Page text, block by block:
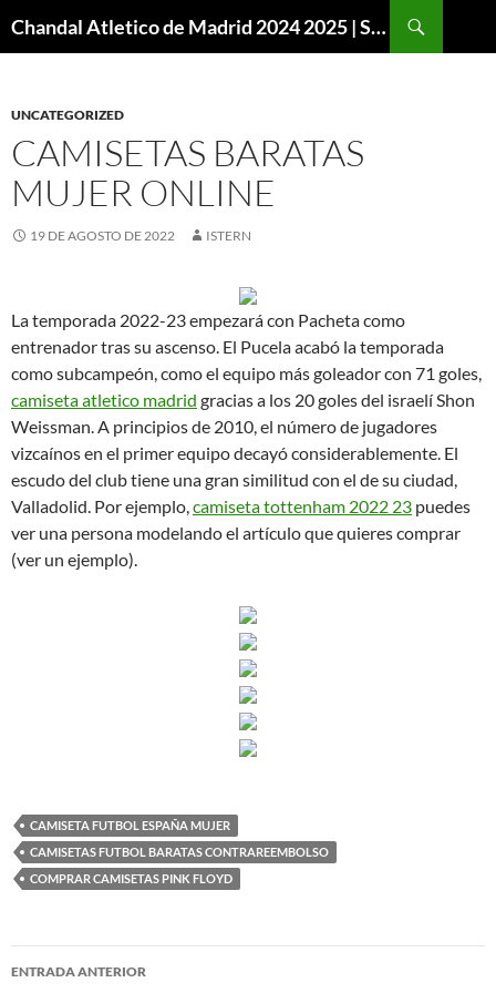
Chandal Atletico de Madrid 2024 2025 | SuperVigo
UNCATEGORIZED
CAMISETAS BARATAS
MUJER ONLINE
19 DE AGOSTO DE 2022 ISTERN
La temporada 2022-23 empezará con Pacheta como
entrenador tras su ascenso. El Pucela acabó la temporada
como subcampeón, como el equipo más goleador con 71 goles,
camiseta atletico madrid gracias a los 20 goles del israelí Shon
Weissman. A principios de 2010, el número de jugadores
vizcaínos en el primer equipo decayó considerablemente. El
escudo del club tiene una gran similitud con el de su ciudad,
Valladolid. Por ejemplo,camiseta tottenham 2022 23 puedes
ver una persona modelando el artículo que quieres comprar
(ver un ejemplo).
CAMISETA FUTBOL ESPAÑA MUJER
CAMISETAS FUTBOL BARATAS CONTRAREEMBOLSO
COMPRAR CAMISETAS PINK FLOYD
Navegación
ENTRADA ANTERIOR